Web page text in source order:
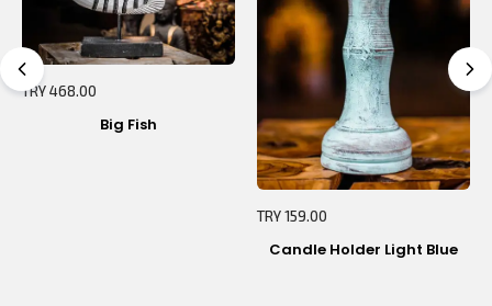
TRY 468.00
Big Fish
TRY 159.00
Candle Holder Light Blue
Sepetiniz Boş!